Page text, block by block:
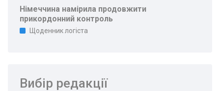
Німеччина намірила продовжити
прикордонний контроль
Щоденник логіста
Вибір редакції